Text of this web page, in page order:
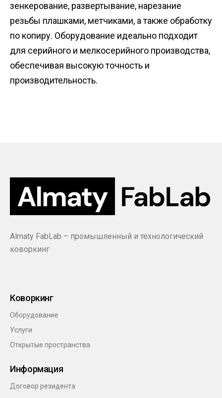
зенкерование, развертывание, нарезание
резьбы плашками, метчиками, а также обработку
по копиру. Оборудование идеально подходит
для серийного и мелкосерийного производства,
обеспечивая высокую точность и
производительность.
Almaty FabLab – промышленный и технологический
коворкинг
Коворкинг
Оборудование
Услуги
Открытые пространства
Информация
Договор резидента